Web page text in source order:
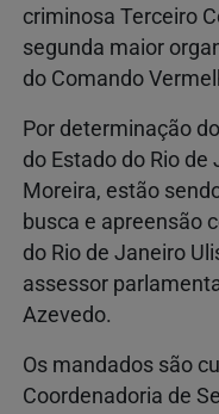
criminosa Terceiro
segunda maior
do Comando
Por determinação
do Estado do Rio
Moreira, estão
busca e apreensão
do Rio de Janeiro
assessor
Azevedo.
Os mandados são
Coordenadoria de